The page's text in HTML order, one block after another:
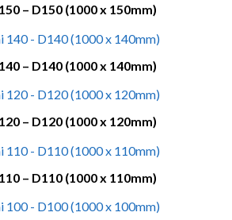
– D150 (1000 x 150mm)
– D140 (1000 x 140mm)
– D120 (1000 x 120mm)
– D110 (1000 x 110mm)